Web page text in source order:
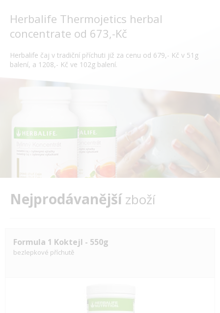
Herbalife Thermojetics herbal
concentrate od 673,-Kč
Herbalife čaj v tradiční příchuti již za cenu od 679,- Kč v 51g
balení, a 1208,- Kč ve 102g balení.
Nejprodávanějšízboží
Formula 1 Koktejl - 550g
bezlepkové příchutě